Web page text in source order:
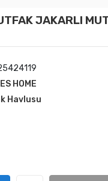
JAKARLI
HOME
Havlusu